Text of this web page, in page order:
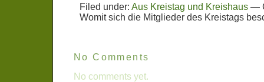
Filed under: Aus Kreistag und Kreishaus —
Womit sich die Mitglieder des Kreistags
No Comments
No comments yet.